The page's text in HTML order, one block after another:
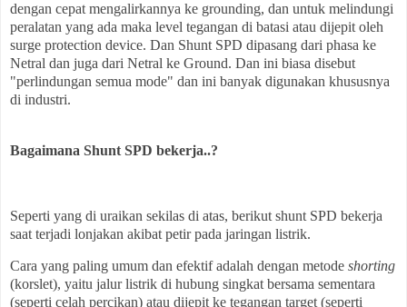
dengan cepat mengalirkannya ke grounding, dan untuk melindungi
peralatan yang ada maka level tegangan di batasi atau dijepit oleh
surge protection device. Dan Shunt SPD dipasang dari phasa ke
Netral dan juga dari Netral ke Ground. Dan ini biasa disebut
"perlindungan semua mode" dan ini banyak digunakan khususnya
di industri.
Bagaimana Shunt SPD bekerja..?
Seperti yang di uraikan sekilas di atas, berikut shunt SPD bekerja
saat terjadi lonjakan akibat petir pada jaringan listrik.
Cara yang paling umum dan efektif adalah dengan metode shorting
(korslet), yaitu jalur listrik di hubung singkat bersama sementara
(seperti celah percikan) atau dijepit ke tegangan target (seperti